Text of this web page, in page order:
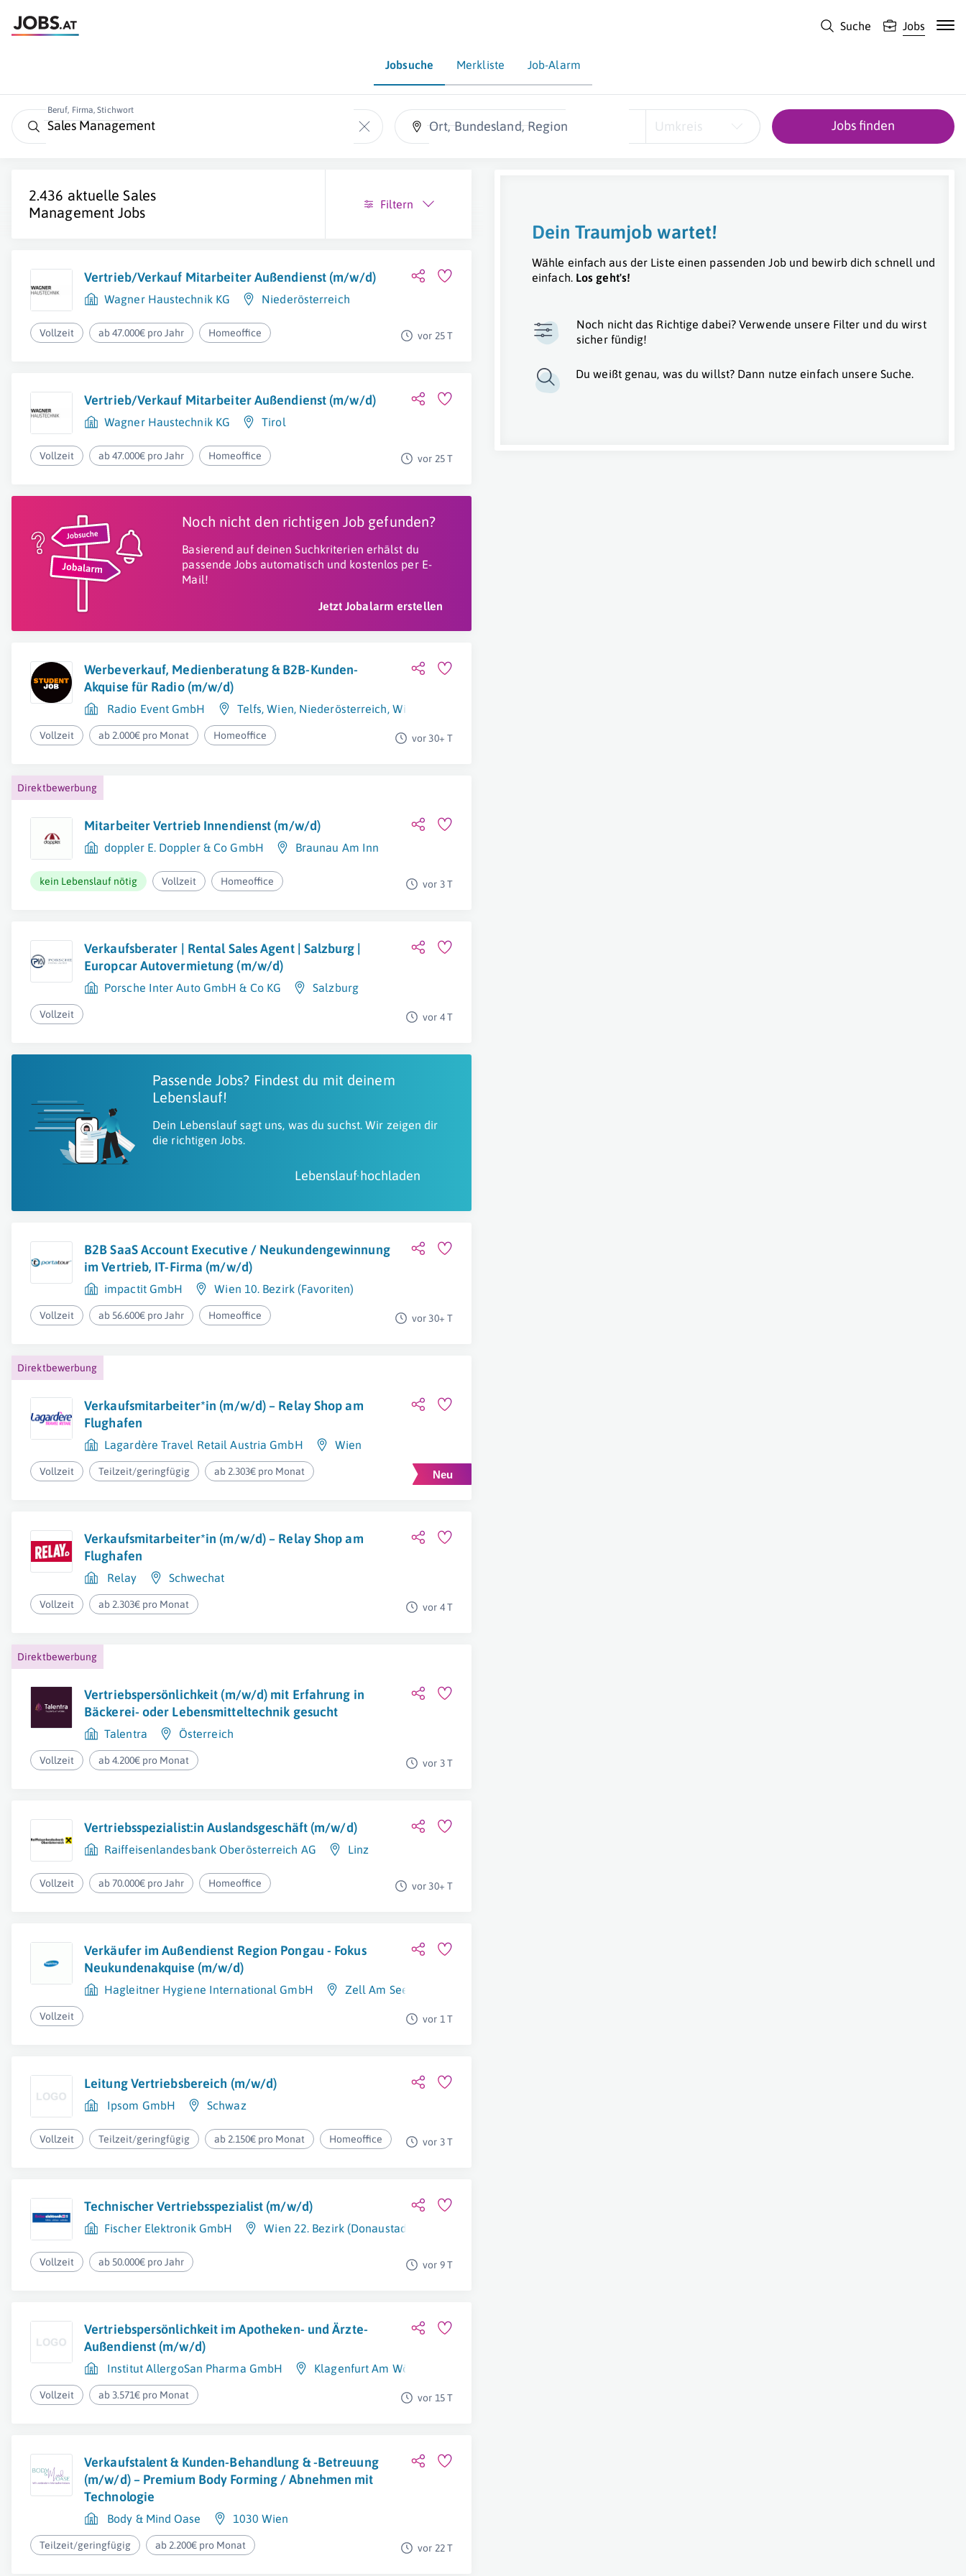
Suche Jobs
Jobsuche Merkliste Job-Alarm
Beruf, Firma, Stichwort
Ort, Bundesland, Region Umkreis Jobs finden
2.436 aktuelle Sales
Management Jobs
Filtern
Vertrieb/Verkauf Mitarbeiter Außendienst (m/w/d)
Wagner Haustechnik KG Niederösterreich
Vollzeit ab 47.000€ pro Jahr Homeoffice vor 25 T
Vertrieb/Verkauf Mitarbeiter Außendienst (m/w/d)
Wagner Haustechnik KG Tirol
Vollzeit ab 47.000€ pro Jahr Homeoffice vor 25 T
Noch nicht den richtigen Job gefunden?
Basierend auf deinen Suchkriterien erhälst du
passende Jobs automatisch und kostenlos per E-
Mail!
Jetzt Jobalarm erstellen
Werbeverkauf, Medienberatung & B2B-Kunden-
Akquise für Radio (m/w/d)
Radio Event GmbH Telfs,Wien, Niederösterreich, Wien Und Umgebung
Vollzeit ab 2.000€ pro Monat Homeoffice vor 30+ T
Direktbewerbung
Mitarbeiter Vertrieb Innendienst (m/w/d)
doppler E. Doppler & Co GmbH Braunau Am Inn
kein Lebenslauf nötig Vollzeit Homeoffice vor 3 T
Verkaufsberater | Rental Sales Agent | Salzburg |
Europcar Autovermietung (m/w/d)
Porsche Inter Auto GmbH & Co KG Salzburg
Vollzeit vor 4 T
Passende Jobs? Findest du mit deinem
Lebenslauf!
Dein Lebenslauf sagt uns, was du suchst. Wir zeigen dir
die richtigen Jobs.
Lebenslauf hochladen
B2B SaaS Account Executive / Neukundengewinnung
im Vertrieb, IT-Firma (m/w/d)
impactit GmbH Wien 10. Bezirk (Favoriten)
Vollzeit ab 56.600€ pro Jahr Homeoffice vor 30+ T
Direktbewerbung
Verkaufsmitarbeiter*in (m/w/d) – Relay Shop am
Flughafen
Lagardère Travel Retail Austria GmbH Wien
Vollzeit Teilzeit/geringfügig ab 2.303€ pro Monat
Verkaufsmitarbeiter*in (m/w/d) – Relay Shop am
Flughafen
Relay Schwechat
Vollzeit ab 2.303€ pro Monat vor 4 T
Direktbewerbung
Vertriebspersönlichkeit (m/w/d) mit Erfahrung in
Bäckerei- oder Lebensmitteltechnik gesucht
Talentra Österreich
Vollzeit ab 4.200€ pro Monat vor 3 T
Vertriebsspezialist:in Auslandsgeschäft (m/w/d)
Raiffeisenlandesbank Oberösterreich AG Linz
Vollzeit ab 70.000€ pro Jahr Homeoffice vor 30+ T
Verkäufer im Außendienst Region Pongau - Fokus
Neukundenakquise (m/w/d)
Hagleitner Hygiene International GmbH Zell Am See
Vollzeit vor 1 T
Leitung Vertriebsbereich (m/w/d)
Ipsom GmbH Schwaz
Vollzeit Teilzeit/geringfügig ab 2.150€ pro Monat Homeoffice vor 3 T
Technischer Vertriebsspezialist (m/w/d)
Fischer Elektronik GmbH Wien 22. Bezirk (Donaustadt)
Vollzeit ab 50.000€ pro Jahr vor 9 T
Vertriebspersönlichkeit im Apotheken- und Ärzte-
Außendienst (m/w/d)
Institut AllergoSan Pharma GmbH Klagenfurt Am Wörthersee
Vollzeit ab 3.571€ pro Monat vor 15 T
Verkaufstalent & Kunden-Behandlung & -Betreuung
(m/w/d) – Premium Body Forming / Abnehmen mit
Technologie
Body & Mind Oase 1030 Wien
Teilzeit/geringfügig ab 2.200€ pro Monat vor 22 T
Dein Traumjob wartet!
Wähle einfach aus der Liste einen passenden Job und bewirb dich schnell und
einfach. Los geht's!
Noch nicht das Richtige dabei? Verwende unsere Filter und du wirst
sicher fündig!
Du weißt genau, was du willst? Dann nutze einfach unsere Suche.